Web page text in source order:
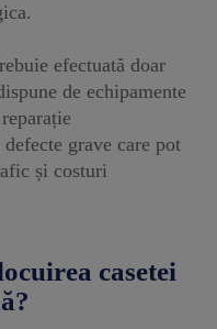
efectuată doar
de echipamente
grave care pot
și costuri
casetei